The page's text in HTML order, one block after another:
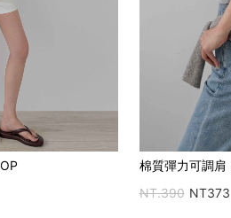
棉質彈力可調肩
NT.390 NT373